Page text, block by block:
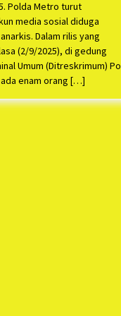
Polda Metro turut
media sosial diduga
Dalam rilis yang
(2/9/2025), di gedung
Umum (Ditreskrimum)
enam orang […]